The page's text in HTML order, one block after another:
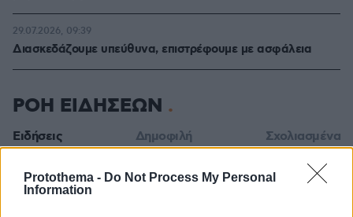
Protothema - Do Not Process My Personal
Information
Διασκεδάζουμε υπεύθυνα, επιστρέφουμε με ασφάλεια
29.07.2026, 09:39
ΡΟΗ ΕΙΔΗΣΕΩΝ
Ειδήσεις Δημοφιλή Σχολιασμένα
Φωτιά σε χαμηλή βλάστηση στη Σίνδο, σηκώθηκε ένα
πριν 4 λεπτά